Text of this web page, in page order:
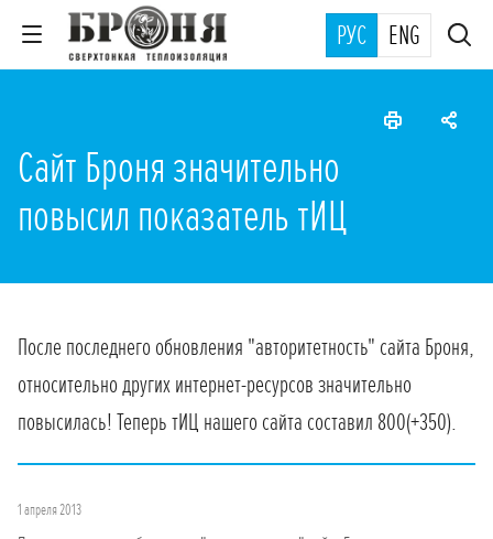
РУС ENG
Сайт Броня значительно
повысил показатель тИЦ
После последнего обновления "авторитетность" сайта Броня,
относительно других интернет-ресурсов значительно
повысилась! Теперь тИЦ нашего сайта составил 800(+350).
1 апреля 2013